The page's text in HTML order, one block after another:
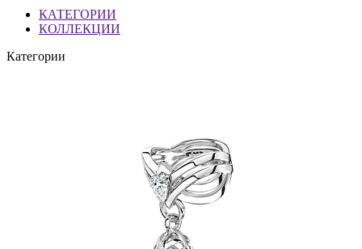
КАТЕГОРИИ
КОЛЛЕКЦИИ
Категории